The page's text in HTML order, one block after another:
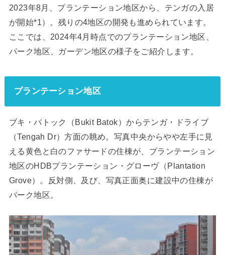
2023年8月、プランテーション地区から、テンガの入居
が開始*1）。残りの4地区の開発も進められています。
ここでは、2024年4月時点でのプランテーション地区、
パーク地区、ガーデン地区の様子をご紹介します。
プランテーション地区
ブキ・バトック（Bukit Batok）からテンガ・ドライブ
（Tengah Dr）方面の眺め。写真中央からやや左手に見
える黄色と白のファサードの住棟が、プランテーション
地区のHDBプランテーション・グローヴ（Plantation
Grove）。反対側、及び、写真正面奥に建設中の住棟が
パーク地区。